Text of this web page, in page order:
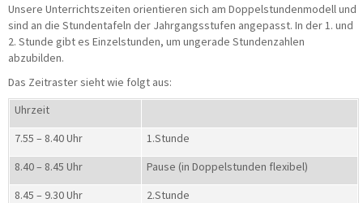
Unsere Unterrichtszeiten orientieren sich am Doppelstundenmodell und
sind an die Stundentafeln der Jahrgangsstufen angepasst. In der 1. und
2. Stunde gibt es Einzelstunden, um ungerade Stundenzahlen
abzubilden.
Das Zeitraster sieht wie folgt aus:
Uhrzeit
7.55 – 8.40 Uhr
1.Stunde
8.40 – 8.45 Uhr
Pause (in Doppelstunden flexibel)
8.45 – 9.30 Uhr
2.Stunde